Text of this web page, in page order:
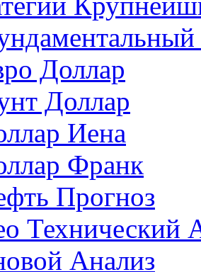
Доллар
Доллар
Иена
Франк
Прогноз
Технический
Анализ